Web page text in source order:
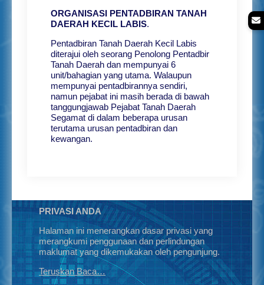
ORGANISASI PENTADBIRAN TANAH
DAERAH KECIL LABIS.
Pentadbiran Tanah Daerah Kecil Labis
diterajui oleh seorang Penolong Pentadbir
Tanah Daerah dan mempunyai 6
unit/bahagian yang utama. Walaupun
mempunyai pentadbirannya sendiri,
namun pejabat ini masih berada di bawah
tanggungjawab Pejabat Tanah Daerah
Segamat di dalam beberapa urusan
terutama urusan pentadbiran dan
kewangan.
PRIVASI ANDA
Halaman ini menerangkan dasar privasi yang
merangkumi penggunaan dan perlindungan
maklumat yang dikemukakan oleh pengunjung.
Teruskan Baca…